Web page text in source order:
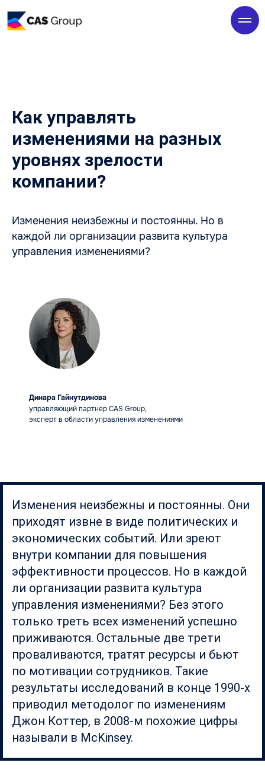
Как управлять
изменениями на разных
уровнях зрелости
компании?
Изменения неизбежны и постоянны. Но в
каждой ли организации развита культура
управления изменениями?
Динара Гайнутдинова
управляющий партнер CAS Group,
эксперт в области управления изменениями
Изменения неизбежны и постоянны. Они
приходят извне в виде политических и
экономических событий. Или зреют
внутри компании для повышения
эффективности процессов. Но в каждой
ли организации развита культура
управления изменениями? Без этого
только треть всех изменений успешно
приживаются. Остальные две трети
проваливаются, тратят ресурсы и бьют
по мотивации сотрудников. Такие
результаты исследований в конце 1990-х
приводил методолог по изменениям
Джон Коттер, в 2008-м похожие цифры
называли в McKinsey.